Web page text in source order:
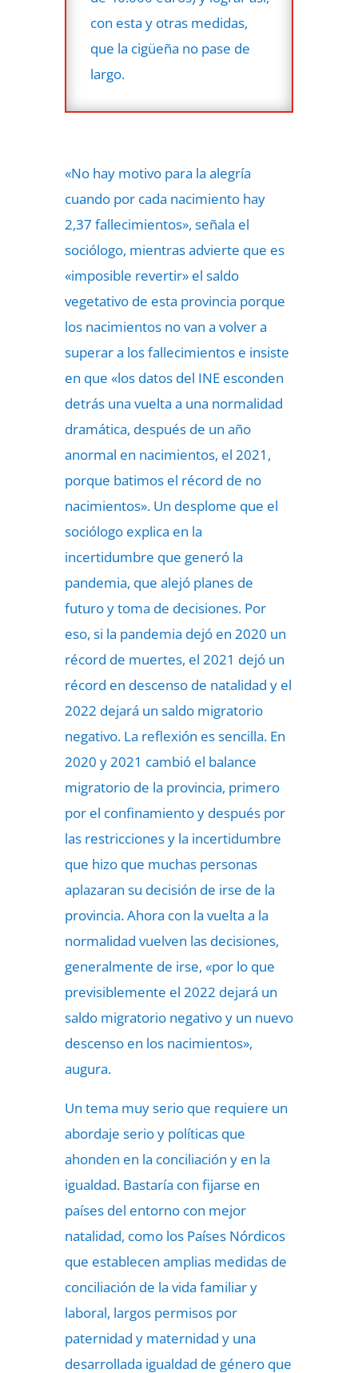
con esta y otras medidas,
que la cigüeña no pase de
largo.
«No hay motivo para la alegría
cuando por cada nacimiento hay
2,37 fallecimientos», señala el
sociólogo, mientras advierte que es
«imposible revertir» el saldo
vegetativo de esta provincia porque
los nacimientos no van a volver a
superar a los fallecimientos e insiste
en que «los datos del INE esconden
detrás una vuelta a una normalidad
dramática, después de un año
anormal en nacimientos, el 2021,
porque batimos el récord de no
nacimientos». Un desplome que el
sociólogo explica en la
incertidumbre que generó la
pandemia, que alejó planes de
futuro y toma de decisiones. Por
eso, si la pandemia dejó en 2020 un
récord de muertes, el 2021 dejó un
récord en descenso de natalidad y el
2022 dejará un saldo migratorio
negativo. La reflexión es sencilla. En
2020 y 2021 cambió el balance
migratorio de la provincia, primero
por el confinamiento y después por
las restricciones y la incertidumbre
que hizo que muchas personas
aplazaran su decisión de irse de la
provincia. Ahora con la vuelta a la
normalidad vuelven las decisiones,
generalmente de irse, «por lo que
previsiblemente el 2022 dejará un
saldo migratorio negativo y un nuevo
descenso en los nacimientos»,
augura.
Un tema muy serio que requiere un
abordaje serio y políticas que
ahonden en la conciliación y en la
igualdad. Bastaría con fijarse en
países del entorno con mejor
natalidad, como los Países Nórdicos
que establecen amplias medidas de
conciliación de la vida familiar y
laboral, largos permisos por
paternidad y maternidad y una
desarrollada igualdad de género que